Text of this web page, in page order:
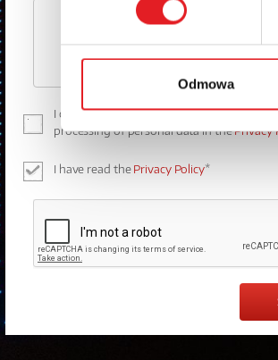
Odmowa
I consent to the processing of my
processing of personal data in thePrivacy
I have read thePrivacy Policy*